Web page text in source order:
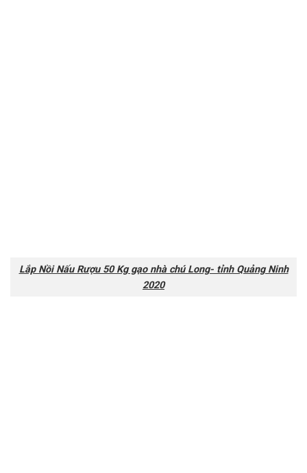
Lắp Nồi Nấu Rượu 50 Kg gạo nhà chú Long- tỉnh Quảng Ninh
2020